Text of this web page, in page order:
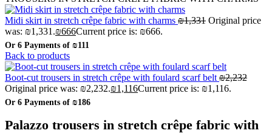
Midi skirt in stretch crêpe fabric with charms ₪1,331 Original price
was: ₪1,331.₪666Current price is: ₪666.
Or 6 Payments of ₪111
Back to products
Boot-cut trousers in stretch crêpe with foulard scarf belt ₪2,232
Original price was: ₪2,232.₪1,116Current price is: ₪1,116.
Or 6 Payments of ₪186
Palazzo trousers in stretch crêpe fabric with